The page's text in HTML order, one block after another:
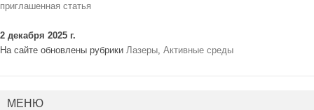
приглашенная статья
2 декабря 2025 г.
На сайте обновлены рубрики Лазеры, Активные среды
МЕНЮ